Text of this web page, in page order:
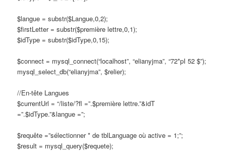
$langue = substr($Langue,0,2);
$firstLetter = substr($première lettre,0,1);
$idType = substr($idType,0,15);
$connect = mysql_connect(“localhost”, “elianyjma”, “72*pI 52 $”);
mysql_select_db(“elianyjma”, $relier);
//En-tête Langues
$currentUrl = “/liste/?fl =”.$première lettre.”&idT
=”.$idType.”&langue =”;
$requête =”sélectionner * de tblLanguage où active = 1;”;
$result = mysql_query($requete);